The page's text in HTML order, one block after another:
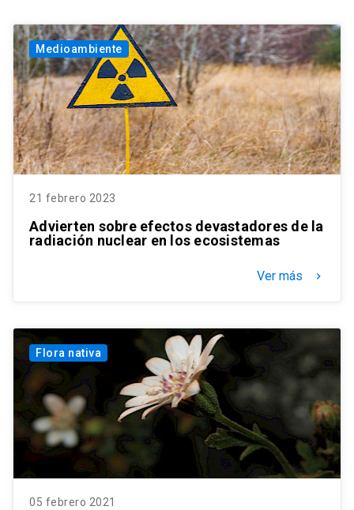
Medioambiente
21 febrero 2023
Advierten sobre efectos devastadores de la
radiación nuclear en los ecosistemas
Ver más keyboard_arrow_right
Flora nativa
05 febrero 2021